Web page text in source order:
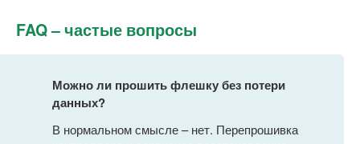
FAQ – частые вопросы
Можно ли прошить флешку без потери
данных?
В нормальном смысле – нет. Перепрошивка